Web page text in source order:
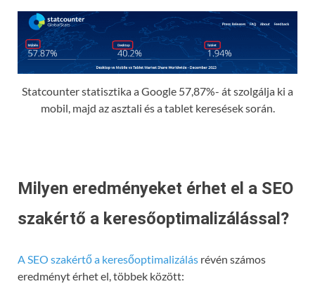
Statcounter statisztika a Google 57,87%- át szolgálja ki a
mobil, majd az asztali és a tablet keresések során.
Milyen eredményeket érhet el a SEO
szakértő a keresőoptimalizálással?
A SEO szakértő a keresőoptimalizálás révén számos
eredményt érhet el, többek között: